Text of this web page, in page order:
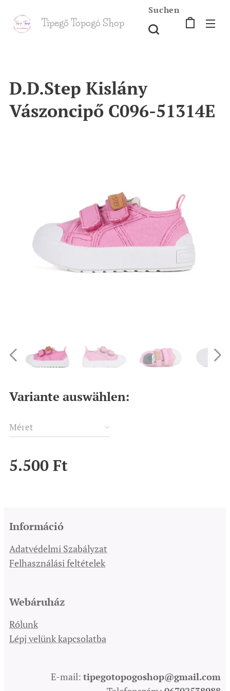
Tipegő Topogó Shop
Suchen
D.D.Step Kislány
Vászoncipő C096-51314E
Variante auswählen:
Méret
5.500 Ft
Információ
Adatvédelmi Szabályzat
Felhasználási feltételek
Webáruház
Rólunk
Lépj velünk kapcsolatba
E-mail: tipegotopogoshop@gmail.com